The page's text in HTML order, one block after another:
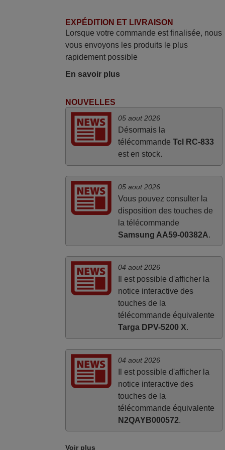
90
Alain,
FRANCE
effectuée a 13h30est deja traitée et
expédiée Je vous en remercie d’avance
et attend la réception Encore merci
Jacqueline,
EXPÉDITION ET LIVRAISON
Lorsque votre commande est finalisée, nous
vous envoyons les produits le plus
rapidement possible
En savoir plus
NOUVELLES
05 aout 2026
Désormais la
télécommande Tcl RC-833
est en stock.
05 aout 2026
Vous pouvez consulter la
disposition des touches de
la télécommande
Samsung AA59-00382A.
04 aout 2026
Il est possible d'afficher la
notice interactive des
touches de la
télécommande équivalente
Targa DPV-5200 X.
04 aout 2026
Il est possible d'afficher la
notice interactive des
touches de la
télécommande équivalente
N2QAYB000572.
Voir plus